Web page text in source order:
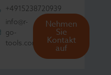
+4915238720939
info@r-
go-
tools.com
Nehmen
Sie
Kontakt
auf